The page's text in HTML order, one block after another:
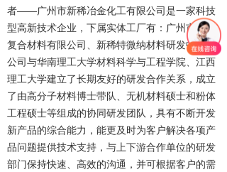
者——广州市新稀冶金化工有限公司是一家科技
型高新技术企业，下属实体工厂有：广州市新稀
复合材料有限公司、新稀特微纳材料研发中心。
公司与华南理工大学材料科学与工程学院、江西
理工大学建立了长期友好的研发合作关系，成立
了由高分子材料博士带队、无机材料硕士和粉体
工程硕士等组成的协同研发团队，具有不断开发
新产品的综合能力，能更及时为客户解决各项产
品问题提供技术支持，与上下游合作单位的研发
部门保持快速、高效的沟通，并可根据客户的需